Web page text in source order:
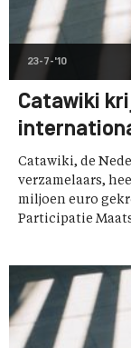
23-7-'10
Catawiki
Catawiki, de
verzamelaars,
miljoen euro
Participatie